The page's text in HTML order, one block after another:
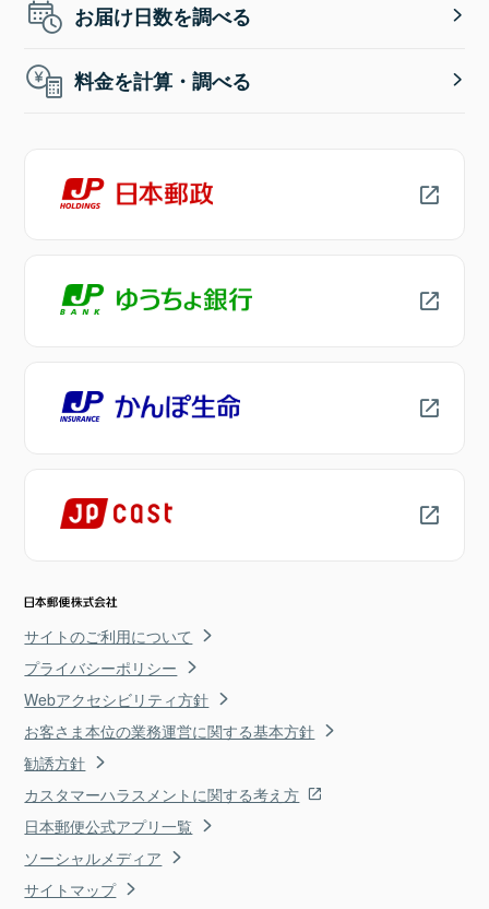
お届け日数を調べる
料金を計算・調べる
サイトのご利用について
プライバシーポリシー
Webアクセシビリティ方針
お客さま本位の業務運営に関する基本方針
勧誘方針
カスタマーハラスメントに関する考え方
日本郵便公式アプリ一覧
ソーシャルメディア
サイトマップ